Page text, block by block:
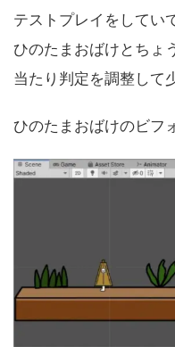
テストプレイをしてい
ひのたまおばけとちょ
当たり判定を調整して
ひのたまおばけのビフ